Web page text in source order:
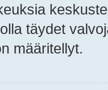
täydet
määritellyt.